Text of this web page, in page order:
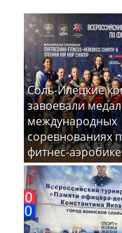
Соль-Илецкие
завоевали
международных
соревнованиях
фитнес-аэробике